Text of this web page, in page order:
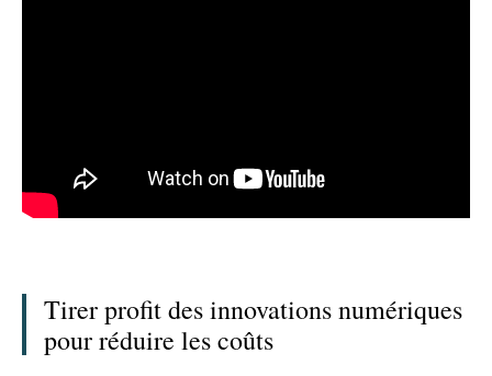
Tirer profit des innovations numériques
pour réduire les coûts